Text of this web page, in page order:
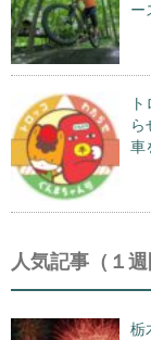
ー
ら
車
人気記事（１週
栃